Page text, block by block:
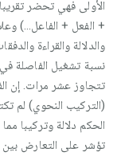
الأولى فهي تحضر
+ الفعل + الفاعل…)
والدلالة والقراءة
نسبة تشغيل الفاصلة
تتجاوز عشر مرات. إن
(التركيب النحوي) لم
الحكم دلالة وتركيبا
تؤشر على التعارض بين